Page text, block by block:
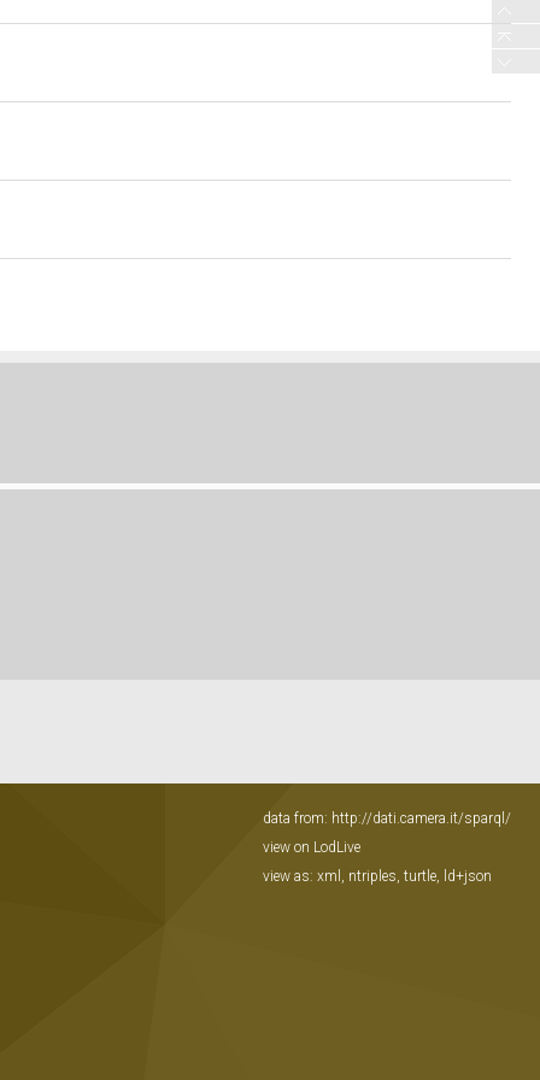
data from: http://dati.camera.it/sparql/
view on LodLive
view as: xml , ntriples, turtle, ld+json